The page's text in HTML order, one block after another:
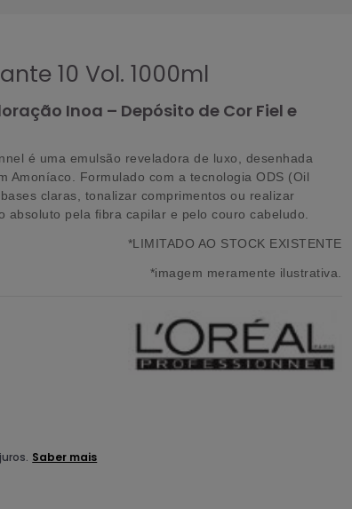
10 Vol. 1000ml
Inoa – Depósito de Cor Fiel e
é uma emulsão reveladora de luxo, desenhada
Amoníaco . Formulado com a tecnologiaODS (Oil
claras, tonalizar comprimentos ou realizar
pela fibra capilar e pelo couro cabeludo.
*LIMITADO AO STOCK EXISTENTE
*imagem meramente ilustrativa.